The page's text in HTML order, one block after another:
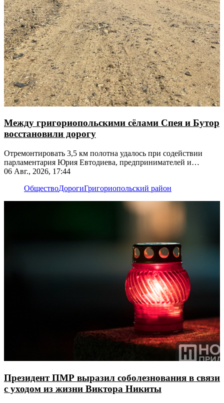
Между григориопольскими сёлами Спея и Бутор
восстановили дорогу
Отремонтировать 3,5 км полотна удалось при содействии
парламентария Юрия Евтодиева, предпринимателей и
жителей
06 Авг., 2026, 17:44
ОбществоДорогиГригориопольский район
Президент ПМР выразил соболезнования в связи
с уходом из жизни Виктора Никиты